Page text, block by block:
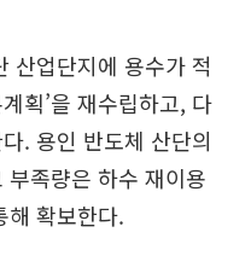
산업단지에 용수가 적
획’을 재수립하고, 다
. 용인 반도체 산단의
족량은 하수 재이용
해 확보한다.